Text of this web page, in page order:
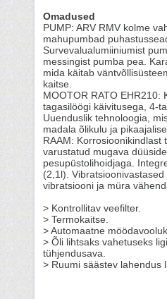
Omadused
PUMP: ARV RMV kolme
mahupumbad
Survevalualumiiniumist
messingist pumba pea.
mida käitab
kaitse.
MOOTOR RATO EHR210:
tagasilöögi käivitusega, 4-
Uuenduslik tehnoloogia,
madala õlikulu ja
RAAM: Korrosioonikindlast
varustatud mugava
pesupüstolihoidjaga.
(2,1l).
vibratsiooni ja müra
> Kontrollitav veefilter.
> Termokaitse.
> Automaatne
> Õli lihtsaks vahetuseks
tühjendusava.
> Ruumi säästev lahendus